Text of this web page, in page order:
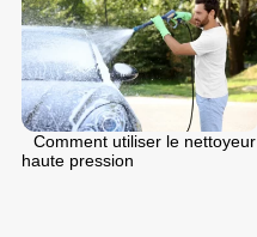
Comment utiliser le nettoyeur
haute pression